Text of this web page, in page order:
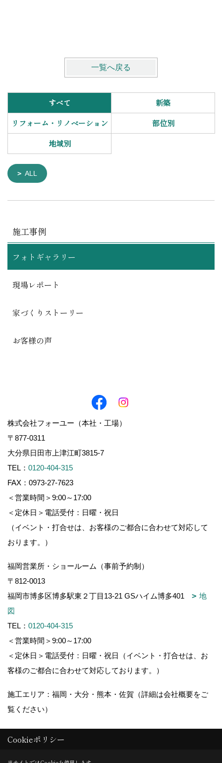
一覧へ戻る
すべて
新築
リフォーム・リノベーション
部位別
地域別
ALL
施工事例
フォトギャラリー
現場レポート
家づくりストーリー
お客様の声
株式会社フォーユー（本社・工場）
〒877-0311
大分県日田市上津江町3815-7
TEL： 0120-404-315
FAX：0973-27-7623
＜営業時間＞9:00～17:00
＜定休日＞電話受付：日曜・祝日
（イベント・打合せは、お客様のご都合に合わせて対応して
おります。）
福岡営業所・ショールーム（事前予約制）
〒812-0013
福岡市博多区博多駅東２丁目13-21 GSハイム博多401
地
図
TEL： 0120-404-315
＜営業時間＞9:00～17:00
＜定休日＞電話受付：日曜・祝日（イベント・打合せは、お
客様のご都合に合わせて対応しております。）
施工エリア：福岡・大分・熊本・佐賀（詳細は会社概要をご
覧ください）
Cookieポリシー